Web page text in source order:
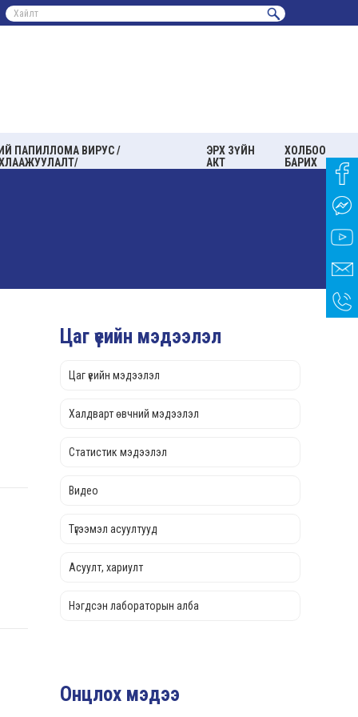
ПАПИЛЛОМА ВИРУС /
ЭРХ ЗҮЙН
АКТ
ХОЛБОО
БАРИХ
Цаг үеийн мэдээлэл
Цаг үеийн мэдээлэл
Халдварт өвчний мэдээлэл
Статистик мэдээлэл
Видео
Түгээмэл асуултууд
Асуулт, хариулт
Нэгдсэн лабораторын алба
Онцлох мэдээ